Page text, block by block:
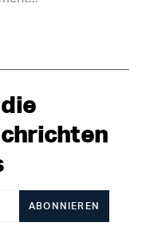
ABONNIEREN